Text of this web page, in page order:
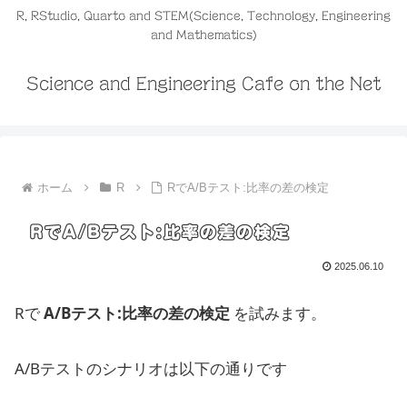
R, RStudio, Quarto and STEM(Science, Technology, Engineering
and Mathematics)
Science and Engineering Cafe on the Net
ホーム R RでA/Bテスト:比率の差の検定
RでA/Bテスト:比率の差の検定
2025.06.10
RでA/Bテスト:比率の差の検定 を試みます。
A/Bテストのシナリオは以下の通りです